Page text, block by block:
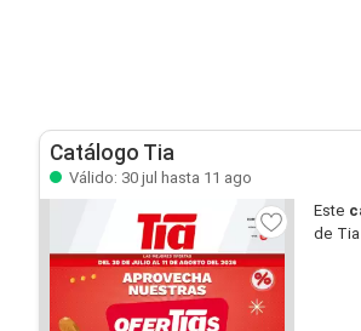
Catálogo Tia
Válido: 30 jul hasta 11 ago
Este
de Tia